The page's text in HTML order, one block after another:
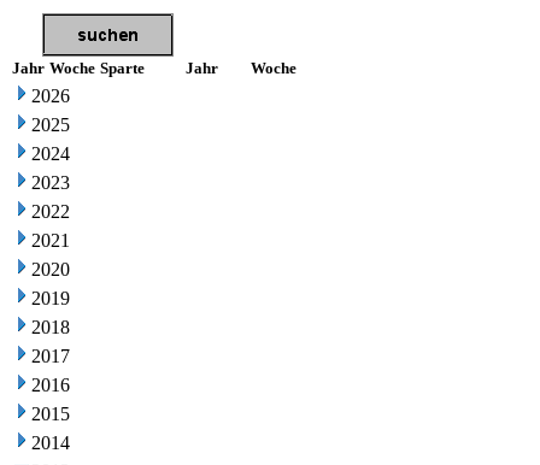
Jahr Woche Sparte Jahr Woche
2026
2025
2024
2023
2022
2021
2020
2019
2018
2017
2016
2015
2014